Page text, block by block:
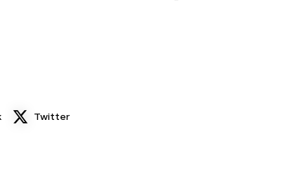
Twitter